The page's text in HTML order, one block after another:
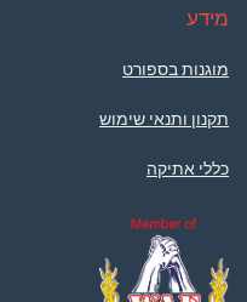
מידע
מוגנות בספורט
תקנון ותנאי שימוש
כללי אתיקה